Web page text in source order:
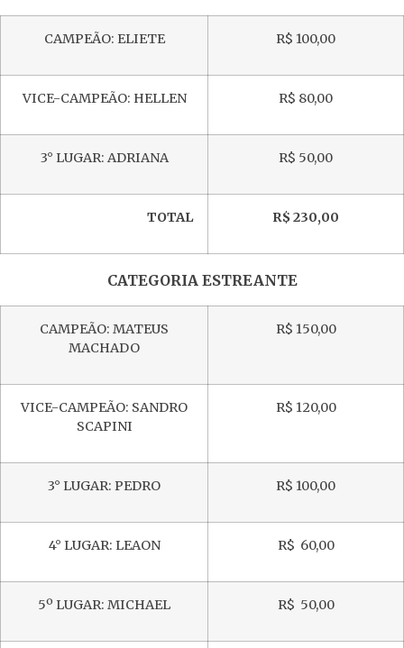
CAMPEÃO: ELIETE R$ 100,00
VICE-CAMPEÃO: HELLEN R$ 80,00
3° LUGAR: ADRIANA R$ 50,00
TOTAL R$ 230,00
CATEGORIA ESTREANTE
CAMPEÃO: MATEUS
MACHADO
R$ 150,00
VICE-CAMPEÃO: SANDRO
SCAPINI
R$ 120,00
3° LUGAR: PEDRO R$ 100,00
4° LUGAR: LEAON R$ 60,00
5º LUGAR: MICHAEL R$ 50,00